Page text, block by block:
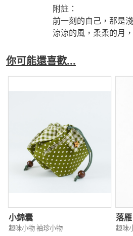
附註：
前一刻的自己，那是
涼涼的風，柔柔的月
你可能還喜歡...
小錦囊
趣味小物 袖珍小物
落雁
趣味